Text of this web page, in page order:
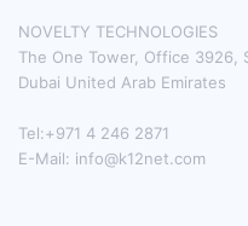
NOVELTY TECHNOLOGIES
The One Tower, Office 3926,
Dubai United Arab Emirates
Tel:+971 4 246 2871
E-Mail: info@k12net.com